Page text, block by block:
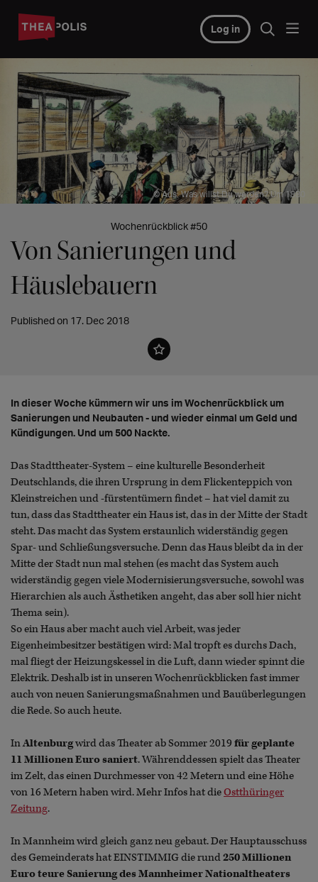
Log in
© Aus: Was willst Du werden? Um 1880
Wochenrückblick #50
Von Sanierungen und
Häuslebauern
Published on 17. Dec 2018
In dieser Woche kümmern wir uns im Wochenrückblick um
Sanierungen und Neubauten - und wieder einmal um Geld und
Kündigungen. Und um 500 Nackte.
Das Stadttheater-System – eine kulturelle Besonderheit
Deutschlands, die ihren Ursprung in dem Flickenteppich von
Kleinstreichen und -fürstentümern findet – hat viel damit zu
tun, dass das Stadttheater ein Haus ist, das in der Mitte der Stadt
steht. Das macht das System erstaunlich widerständig gegen
Spar- und Schließungsversuche. Denn das Haus bleibt da in der
Mitte der Stadt nun mal stehen (es macht das System auch
widerständig gegen viele Modernisierungsversuche, sowohl was
Hierarchien als auch Ästhetiken angeht, das aber soll hier nicht
Thema sein).
So ein Haus aber macht auch viel Arbeit, was jeder
Eigenheimbesitzer bestätigen wird: Mal tropft es durchs Dach,
mal fliegt der Heizungskessel in die Luft, dann wieder spinnt die
Elektrik. Deshalb ist in unseren Wochenrückblicken fast immer
auch von neuen Sanierungsmaßnahmen und Bauüberlegungen
die Rede. So auch heute.
InAltenburgwird das Theater ab Sommer 2019 für geplante
11 Millionen Euro saniert. Währenddessen spielt das Theater
im Zelt, das einen Durchmesser von 42 Metern und eine Höhe
von 16 Metern haben wird. Mehr Infos hat dieOstthüringer
Zeitung.
In Mannheim wird gleich ganz neu gebaut. Der Hauptausschuss
des Gemeinderats hat EINSTIMMIG die rund250 Millionen
Euro teure Sanierung des Mannheimer Nationaltheaters